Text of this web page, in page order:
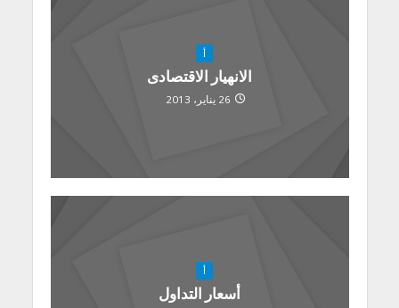
أ
الانهيار الاقتصادى
26 يناير، 2013
أ
أسعار التداول